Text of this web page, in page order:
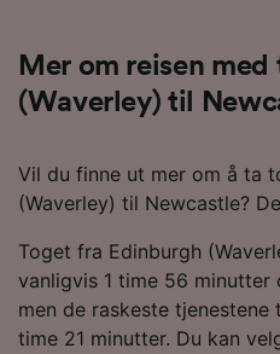
Mer om reisen
(Waverley) til
Vil du finne ut mer om å ta
(Waverley) til Newcastle?
Toget fra Edinburgh
vanligvis 1 time 56 minutter
men de raskeste
time 21 minutter. Du kan